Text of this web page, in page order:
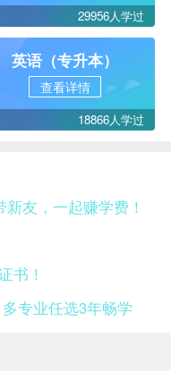
29956人学过
英语（专升本）
查看详情
18866人学过
友，一起赚学费！
书！
专业任选3年畅学